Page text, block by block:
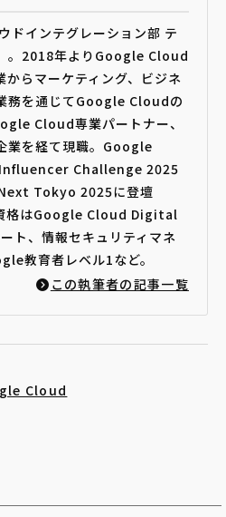
ドインテグレーション部 テ
。2018年よりGoogle Cloud
からマーケティング、ビジネ
務を通じてGoogle Cloudの
Cloud専業パートナー、
業を経て現職。Google
Challenge 2025
Tokyo 2025に登壇
格はGoogle Cloud Digital
ト、情報セキュリティマネ
教育者レベル1など。
この執筆者の記事一覧
Cloud